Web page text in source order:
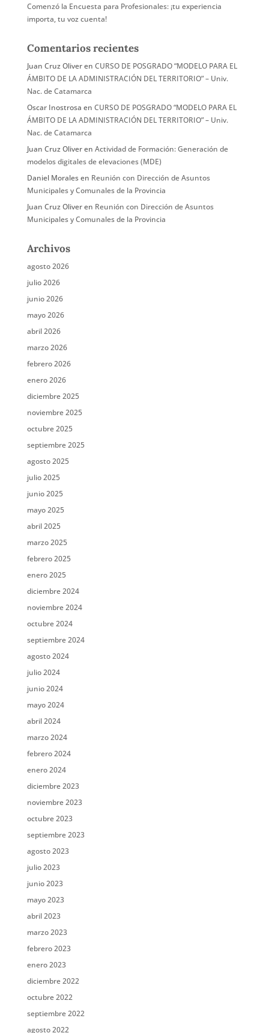
Comenzó la Encuesta para Profesionales: ¡tu experiencia
importa, tu voz cuenta!
Comentarios recientes
Juan Cruz Oliveren CURSO DE POSGRADO “MODELO PARA EL
ÁMBITO DE LA ADMINISTRACIÓN DEL TERRITORIO” – Univ.
Nac. de Catamarca
Oscar Inostrosa en CURSO DE POSGRADO “MODELO PARA EL
ÁMBITO DE LA ADMINISTRACIÓN DEL TERRITORIO” – Univ.
Nac. de Catamarca
Juan Cruz Oliveren Actividad de Formación: Generación de
modelos digitales de elevaciones (MDE)
Daniel Moralesen Reunión con Dirección de Asuntos
Municipales y Comunales de la Provincia
Juan Cruz Oliveren Reunión con Dirección de Asuntos
Municipales y Comunales de la Provincia
Archivos
agosto 2026
julio 2026
junio 2026
mayo 2026
abril 2026
marzo 2026
febrero 2026
enero 2026
diciembre 2025
noviembre 2025
octubre 2025
septiembre 2025
agosto 2025
julio 2025
junio 2025
mayo 2025
abril 2025
marzo 2025
febrero 2025
enero 2025
diciembre 2024
noviembre 2024
octubre 2024
septiembre 2024
agosto 2024
julio 2024
junio 2024
mayo 2024
abril 2024
marzo 2024
febrero 2024
enero 2024
diciembre 2023
noviembre 2023
octubre 2023
septiembre 2023
agosto 2023
julio 2023
junio 2023
mayo 2023
abril 2023
marzo 2023
febrero 2023
enero 2023
diciembre 2022
octubre 2022
septiembre 2022
agosto 2022